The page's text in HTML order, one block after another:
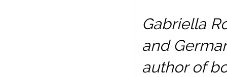
Gabriella
and
author of